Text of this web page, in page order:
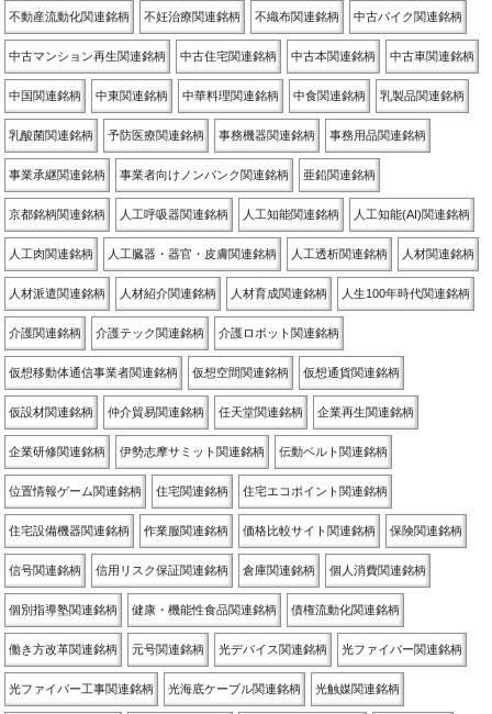
不動産流動化関連銘柄 不妊治療関連銘柄 不織布関連銘柄 中古バイク関連銘柄
中古マンション再生関連銘柄 中古住宅関連銘柄 中古本関連銘柄 中古車関連銘柄
中国関連銘柄 中東関連銘柄 中華料理関連銘柄 中食関連銘柄 乳製品関連銘柄
乳酸菌関連銘柄 予防医療関連銘柄 事務機器関連銘柄 事務用品関連銘柄
事業承継関連銘柄 事業者向けノンバンク関連銘柄 亜鉛関連銘柄
京都銘柄関連銘柄 人工呼吸器関連銘柄 人工知能関連銘柄 人工知能(AI)関連銘柄
人工肉関連銘柄 人工臓器・器官・皮膚関連銘柄 人工透析関連銘柄 人材関連銘柄
人材派遣関連銘柄 人材紹介関連銘柄 人材育成関連銘柄 人生100年時代関連銘柄
介護関連銘柄 介護テック関連銘柄 介護ロボット関連銘柄
仮想移動体通信事業者関連銘柄 仮想空間関連銘柄 仮想通貨関連銘柄
仮設材関連銘柄 仲介貿易関連銘柄 任天堂関連銘柄 企業再生関連銘柄
企業研修関連銘柄 伊勢志摩サミット関連銘柄 伝動ベルト関連銘柄
位置情報ゲーム関連銘柄 住宅関連銘柄 住宅エコポイント関連銘柄
住宅設備機器関連銘柄 作業服関連銘柄 価格比較サイト関連銘柄 保険関連銘柄
信号関連銘柄 信用リスク保証関連銘柄 倉庫関連銘柄 個人消費関連銘柄
個別指導塾関連銘柄 健康・機能性食品関連銘柄 債権流動化関連銘柄
働き方改革関連銘柄 元号関連銘柄 光デバイス関連銘柄 光ファイバー関連銘柄
光ファイバー工事関連銘柄 光海底ケーブル関連銘柄 光触媒関連銘柄